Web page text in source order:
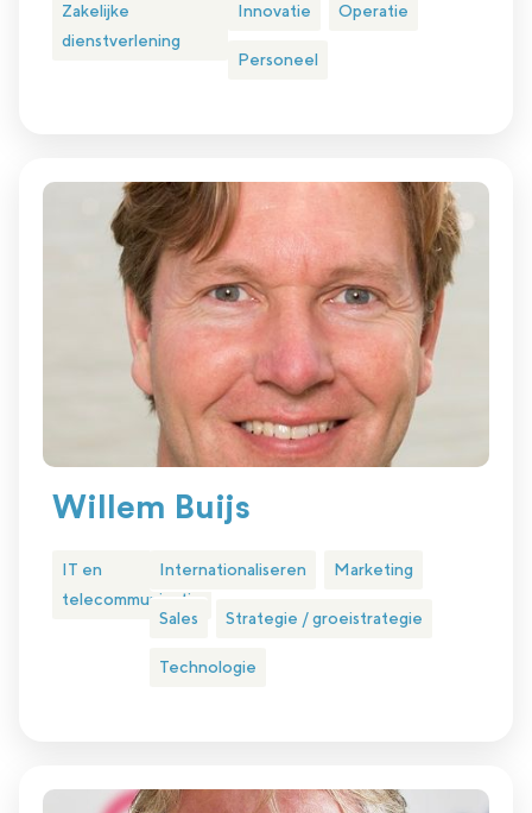
Zakelijke
dienstverlening
Innovatie Operatie
Personeel
Willem Buijs
IT en
telecommunicatie
Internationaliseren Marketing
Sales Strategie / groeistrategie
Technologie